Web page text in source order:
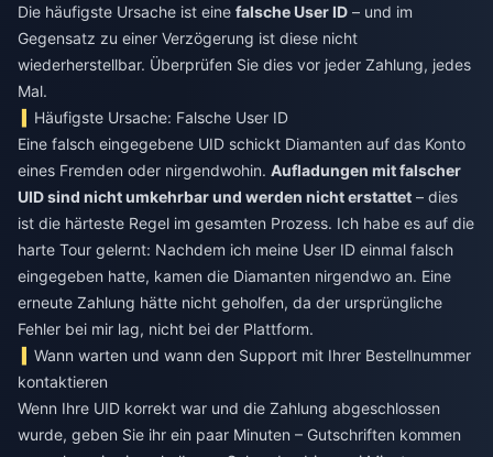
Die häufigste Ursache ist eine falsche User ID – und im
Gegensatz zu einer Verzögerung ist diese nicht
wiederherstellbar. Überprüfen Sie dies vor jeder Zahlung, jedes
Mal.
Häufigste Ursache: Falsche User ID
Eine falsch eingegebene UID schickt Diamanten auf das Konto
eines Fremden oder nirgendwohin. Aufladungen mit falscher
UID sind nicht umkehrbar und werden nicht erstattet – dies
ist die härteste Regel im gesamten Prozess. Ich habe es auf die
harte Tour gelernt: Nachdem ich meine User ID einmal falsch
eingegeben hatte, kamen die Diamanten nirgendwo an. Eine
erneute Zahlung hätte nicht geholfen, da der ursprüngliche
Fehler bei mir lag, nicht bei der Plattform.
Wann warten und wann den Support mit Ihrer Bestellnummer
kontaktieren
Wenn Ihre UID korrekt war und die Zahlung abgeschlossen
wurde, geben Sie ihr ein paar Minuten – Gutschriften kommen